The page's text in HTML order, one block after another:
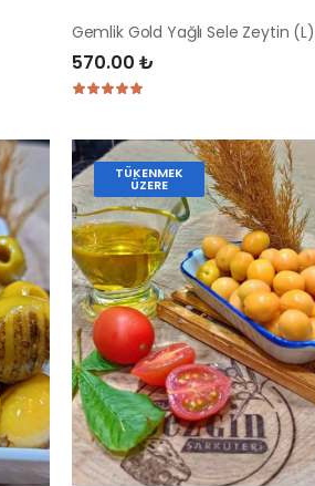
Gemlik Gold Yağlı Sele Zeytin (L)
570.00 ₺
TÜKENMEK
ÜZERE